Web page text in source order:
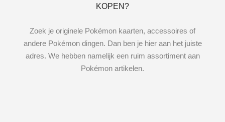
KOPEN?
Zoek je originele Pokémon kaarten, accessoires of
andere Pokémon dingen. Dan ben je hier aan het juiste
adres. We hebben namelijk een ruim assortiment aan
Pokémon artikelen.